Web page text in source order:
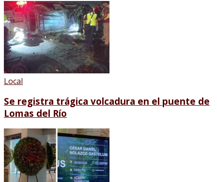
Local
Se registra trágica volcadura en el puente de
Lomas del Río